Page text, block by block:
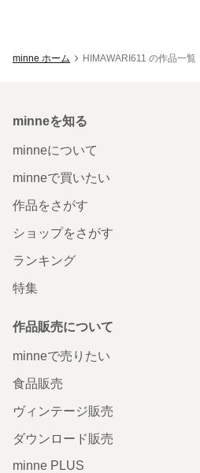
minne ホーム HIMAWARI611 の作品一覧
minneを知る
minneについて
minneで買いたい
作品をさがす
ショップをさがす
ランキング
特集
作品販売について
minneで売りたい
食品販売
ヴィンテージ販売
ダウンロード販売
minne PLUS